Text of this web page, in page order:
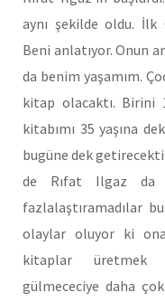
aynı şekilde oldu. İlk
Beni anlatıyor. Onun
da benim yaşamım.
kitap olacaktı. Birini
kitabımı 35 yaşına
bugüne dek
de Rıfat Ilgaz da
fazlalaştıramadılar
olaylar oluyor ki
kitaplar üretmek
gülmececiye daha çok